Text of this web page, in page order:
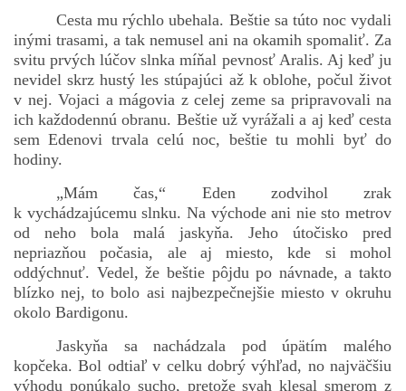
bludicka.cirezlo@gmail.com
Príbehy a poviedky na tejto stránke sú duševným
vlastníctvom autorov. Všetky práva vyhradené.
© 2026 eStránky.sk RSS WebSlice Aktualizované 5. 8. 2026
Hore ↑
Cesta mu rýchlo ubehala. Beštie sa túto noc vydali
inými trasami, a tak nemusel ani na okamih spomaliť. Za
svitu prvých lúčov slnka míňal pevnosť Aralis. Aj keď ju
nevidel skrz hustý les stúpajúci až k oblohe, počul život
v nej. Vojaci a mágovia z celej zeme sa pripravovali na
ich každodennú obranu. Beštie už vyrážali a aj keď cesta
sem Edenovi trvala celú noc, beštie tu mohli byť do
hodiny.
„Mám čas,“ Eden zodvihol zrak
k vychádzajúcemu slnku. Na východe ani nie sto metrov
od neho bola malá jaskyňa. Jeho útočisko pred
nepriazňou počasia, ale aj miesto, kde si mohol
oddýchnuť. Vedel, že beštie pôjdu po návnade, a takto
blízko nej, to bolo asi najbezpečnejšie miesto v okruhu
okolo Bardigonu.
Jaskyňa sa nachádzala pod úpätím malého
kopčeka. Bol odtiaľ v celku dobrý výhľad, no najväčšiu
výhodu ponúkalo sucho, pretože svah klesal smerom z